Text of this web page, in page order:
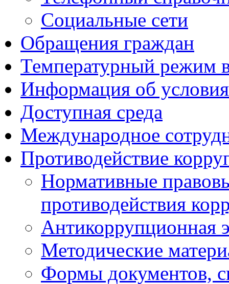
Социальные сети
Обращения граждан
Температурный режим
Информация об
Доступная среда
Международное
Противодействие
Нормативные
противодействия
Антикоррупционная
Методические
Формы документов,